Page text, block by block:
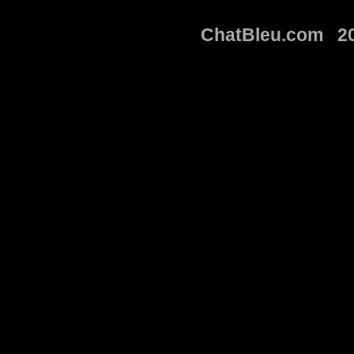
ChatBleu.com